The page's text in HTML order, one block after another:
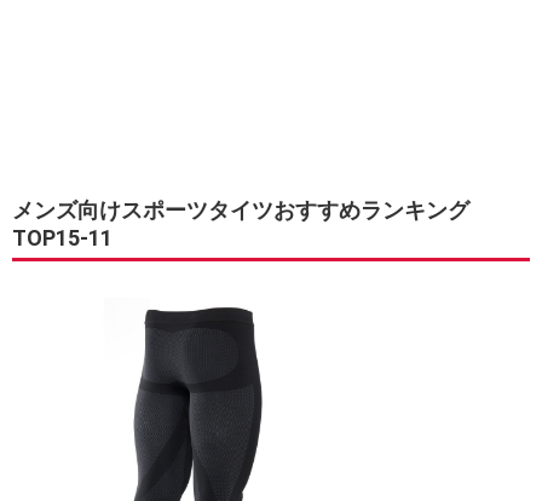
メンズ向けスポーツタイツおすすめランキング
TOP15-11